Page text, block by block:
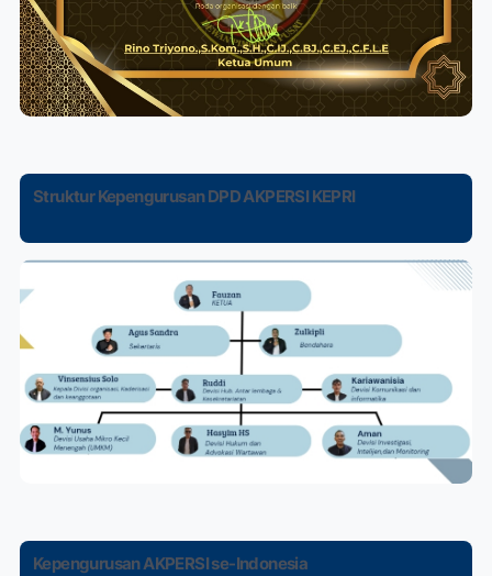
Struktur Kepengurusan DPD AKPERSI KEPRI
Kepengurusan AKPERSI se-Indonesia